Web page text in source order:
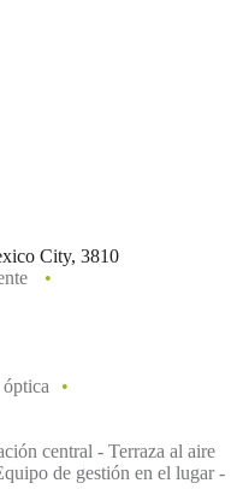
City, 3810
central - Terraza al aire
de gestión en el lugar -